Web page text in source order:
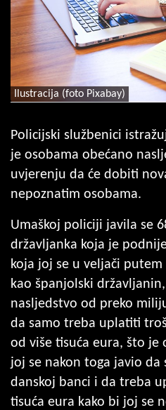
Ilustracija (foto Pixabay)
Policijski službenici
je osobama obećano
uvjerenju da će dobiti
nepoznatim osobama.
Umaškoj policiji javila se
državljanka koja je
koja joj se u veljači
kao španjolski
nasljedstvo od preko
da samo treba uplatiti
od više tisuća eura, što je
joj se nakon toga javio da
danskoj banci i da treba
tisuća eura kako bi joj se